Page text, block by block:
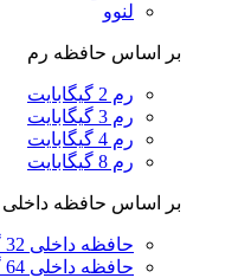
لنوو
بر اساس حافظه رم
رم 2 گیگابایت
رم 3 گیگابایت
رم 4 گیگابایت
رم 8 گیگابایت
بر اساس حافظه داخلی
حافظه داخلی 32 گیگابایت
حافظه داخلی 64 گیگابایت